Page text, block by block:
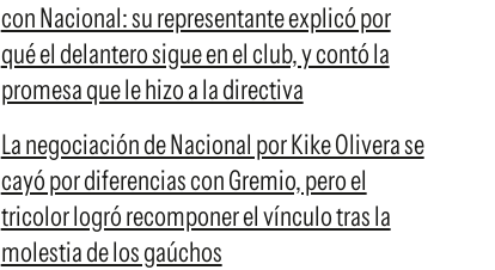
con Nacional: su representante explicó por
qué el delantero sigue en el club, y contó la
promesa que le hizo a la directiva
La negociación de Nacional por Kike Olivera se
cayó por diferencias con Gremio, pero el
tricolor logró recomponer el vínculo tras la
molestia de los gaúchos